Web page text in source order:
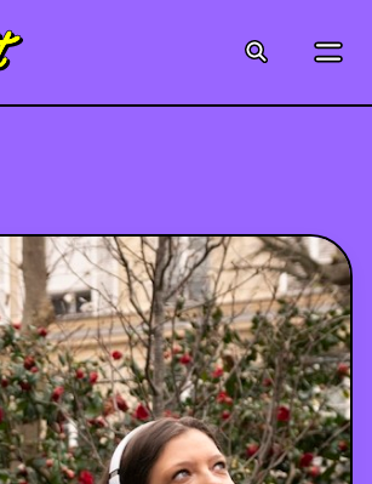
MUSIQUE
CRÉATION
ART
JEUX-VIDÉO